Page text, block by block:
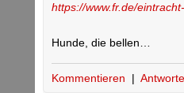
https://www.fr.de/
Hunde, die bellen…
Kommentieren |